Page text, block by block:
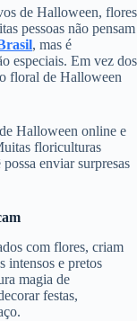
de Halloween, flores
pessoas não pensam
, mas é
especiais. Em vez dos
floral de Halloween
Halloween online e
floriculturas
enviar surpresas
com flores, criam
intensos e pretos
magia de
festas,